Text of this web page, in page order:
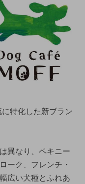
に特化した新ブラン
異なり、ペキニー
ーク、フレンチ・
広い犬種とふれあ